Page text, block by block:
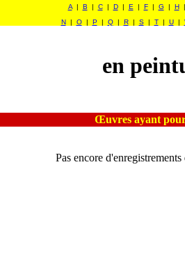
A | B | C | D | E | F | G | H |
N | O | P | Q | R | S | T | U |
en
Œuvres ayant
Pas encore d'enregistrements